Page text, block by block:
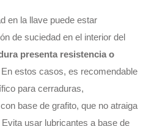
en la llave puede estar
de suciedad en el interior del
presenta resistencia o
En estos casos, es recomendable
para cerraduras,
base de grafito, que no atraiga
usar lubricantes a base de